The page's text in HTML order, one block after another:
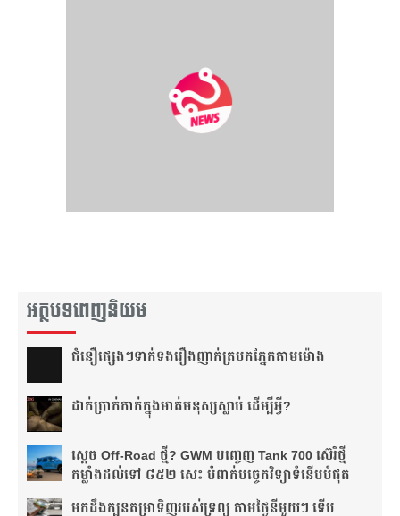
អត្ថបទពេញនិយម
ជំនឿ​ផ្សេងៗ​ទាក់ទង​រឿង​ញាក់​ត្របក​ភ្នែក​តាម​ម៉ោង​
ដាក់​ប្រាក់​កាក់​ក្នុង​មាត់​មនុស្ស​ស្លាប់ ដើម្បី​អ្វី?
ស្តេច Off-Road ថ្មី? GWM បញ្ចេញ Tank 700 ស៊េរីថ្មី
កម្លាំងដល់ទៅ ៨៥២ សេះ បំពាក់បច្ចេកវិទ្យាទំនើបបំផុត
មកដឹងក្បួនតម្រាទិញរបស់ទ្រព្យ តាមថ្ងៃនីមួយៗ ទើប